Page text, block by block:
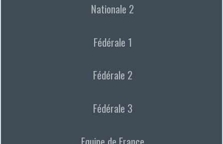
Nationale 2
Fédérale 1
Fédérale 2
Fédérale 3